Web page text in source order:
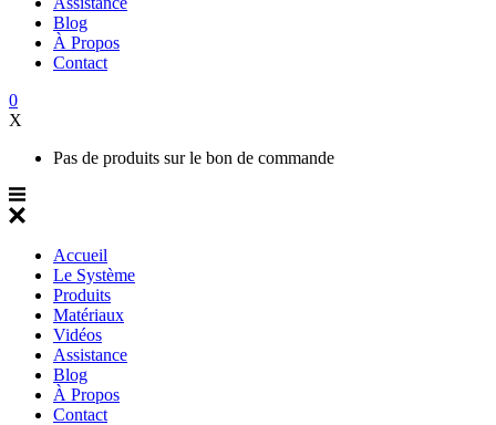
Blog
À Propos
Contact
0
X
Pas de produits sur le bon de commande
Accueil
Le Système
Produits
Matériaux
Vidéos
Assistance
Blog
À Propos
Contact